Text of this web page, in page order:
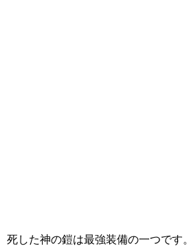
死した神の鎧は最強装備の一つです。